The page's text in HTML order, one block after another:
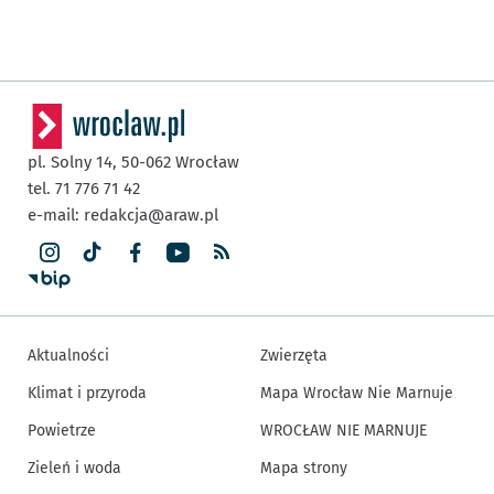
pl. Solny 14, 50-062 Wrocław
tel. 71 776 71 42
e-mail: redakcja@araw.pl
Aktualności
Klimat i przyroda
Powietrze
Zieleń i woda
Zwierzęta
Mapa Wrocław Nie Marnuje
WROCŁAW NIE MARNUJE
Mapa strony